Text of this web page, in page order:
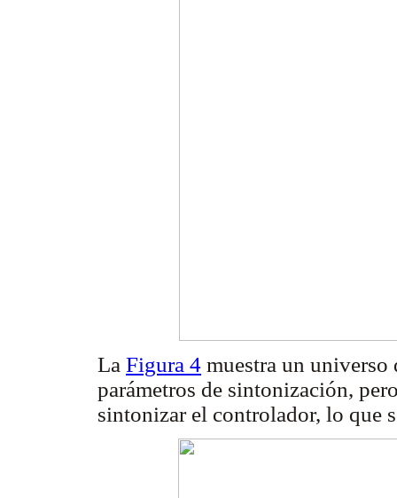
La Figura 4 muestra un universo
parámetros de sintonización,
sintonizar el controlador, lo que